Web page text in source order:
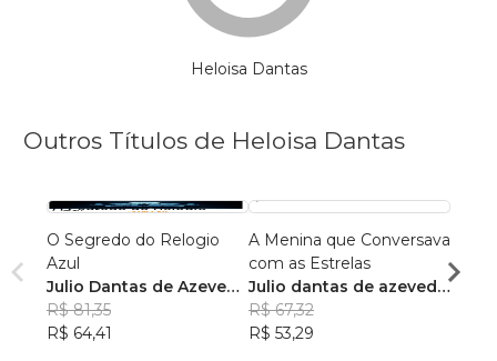
Heloisa Dantas
Outros Títulos de Heloisa Dantas
O Segredo do Relogio
Azul
Julio Dantas de Azevedo
Reno de Sousa
R$ 81,35
R$ 64,41
A Menina que Conversava
com as Estrelas
Julio dantas de azevedo
reno de sousa
R$ 67,32
R$ 53,29
Julio